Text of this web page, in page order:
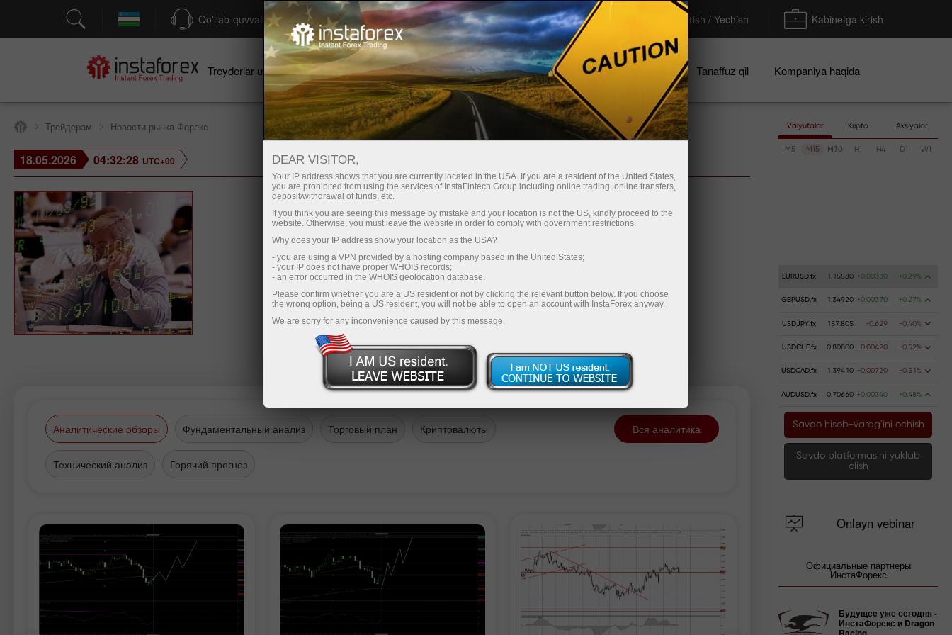
Qo'llab-quvvatlash Hisob-varag'ini tez ochish Savdo platformasi To'ldirish / Yechish Kabinetga kirish
Treyderlar uchun
Endi ish
boshlayotganlar
uchun
Investorlar uchun Hamkorlar uchun Promoaksiyalar Tanaffuz qil Kompaniya haqida
Трейдерам Новости рынка Форекс
18.05.2026 04:32:28 UTC+00
Перейти к списку новостей
Аналитические обзоры Фундаментальный анализ Торговый план Криптовалюты
Технический анализ Горячий прогноз
Вся аналитика
Valyutalar Kripto Aksiyalar
M5 M15 M30 H1 H4 D1 W1
EURUSD.fx 1.15580 +0.00330 +0.29%
GBPUSD.fx 1.34920 +0.00370 +0.27%
USDJPY.fx 157.805 -0.629 -0.40%
USDCHF.fx 0.80800 -0.00420 -0.52%
USDCAD.fx 1.39410 -0.00720 -0.51%
AUDUSD.fx 0.70660 +0.00340 +0.48%
Savdo hisob-varag`ini ochish
Savdo platformasini yuklab
olish
Onlayn vebinar
Официальные партнеры
ИнстаФорекс
Будущее уже сегодня -
ИнстаФорекс и Dragon
DEAR VISITOR,
Your IP address shows that you are currently located in the USA. If you are a resident of the United States,
you are prohibited from using the services of InstaFintech Group including online trading, online transfers,
deposit/withdrawal of funds, etc.
If you think you are seeing this message by mistake and your location is not the US, kindly proceed to the
website. Otherwise, you must leave the website in order to comply with government restrictions.
Why does your IP address show your location as the USA?
- you are using a VPN provided by a hosting company based in the United States;
- your IP does not have proper WHOIS records;
- an error occurred in the WHOIS geolocation database.
Please confirm whether you are a US resident or not by clicking the relevant button below. If you choose
the wrong option, being a US resident, you will not be able to open an account with InstaForex anyway.
We are sorry for any inconvenience caused by this message.